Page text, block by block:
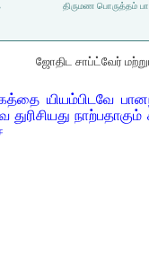
திருமண பொருத்தம்
ஜோதிட சாப்ட்வேர்
யியம்பிடவே